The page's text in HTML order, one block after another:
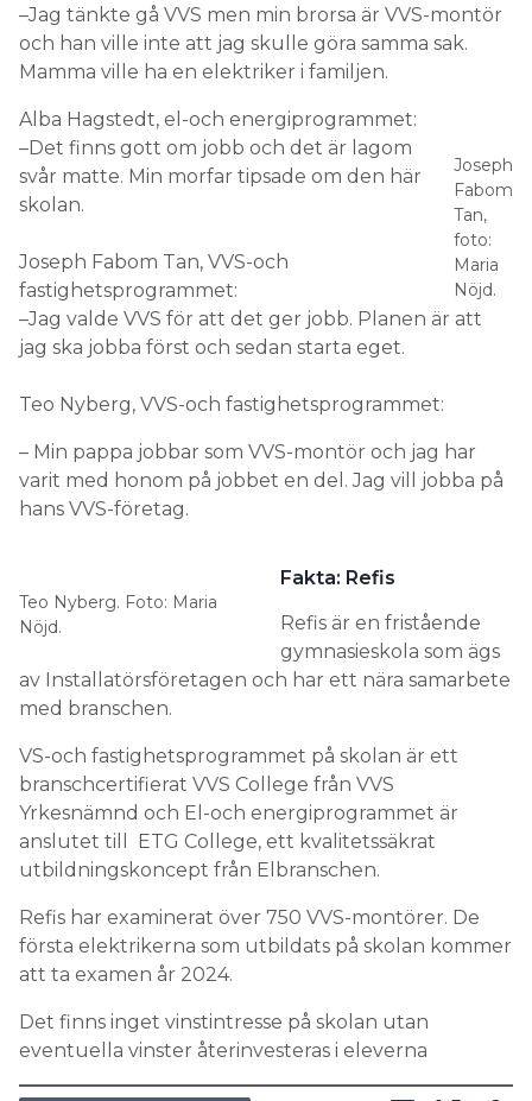
–Jag tänkte gå VVS men min brorsa är VVS-montör
och han ville inte att jag skulle göra samma sak.
Mamma ville ha en elektriker i familjen.
Joseph
Fabom
Tan,
foto:
Maria
Nöjd.
Alba Hagstedt, el-och energiprogrammet:
–Det finns gott om jobb och det är lagom
svår matte. Min morfar tipsade om den här
skolan.
Joseph Fabom Tan, VVS-och
fastighetsprogrammet:
–Jag valde VVS för att det ger jobb. Planen är att
jag ska jobba först och sedan starta eget.
Teo Nyberg, VVS-och fastighetsprogrammet:
– Min pappa jobbar som VVS-montör och jag har
varit med honom på jobbet en del. Jag vill jobba på
hans VVS-företag.
Teo Nyberg. Foto: Maria
Nöjd.
Fakta: Refis
Refis är en fristående
gymnasieskola som ägs
av Installatörsföretagen och har ett nära samarbete
med branschen.
VS-och fastighetsprogrammet på skolan är ett
branschcertifierat VVS College från VVS
Yrkesnämnd och El-och energiprogrammet är
anslutet till ETG College, ett kvalitetssäkrat
utbildningskoncept från Elbranschen.
Refis har examinerat över 750 VVS-montörer. De
första elektrikerna som utbildats på skolan kommer
att ta examen år 2024.
Det finns inget vinstintresse på skolan utan
eventuella vinster återinvesteras i eleverna